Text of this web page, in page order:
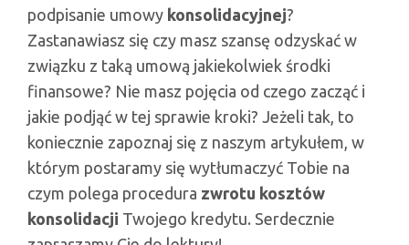
podpisanie umowy konsolidacyjnej?
Zastanawiasz się czy masz szansę odzyskać w
związku z taką umową jakiekolwiek środki
finansowe? Nie masz pojęcia od czego zacząć i
jakie podjąć w tej sprawie kroki? Jeżeli tak, to
koniecznie zapoznaj się z naszym artykułem, w
którym postaramy się wytłumaczyć Tobie na
czym polega procedura zwrotu kosztów
konsolidacji Twojego kredytu. Serdecznie